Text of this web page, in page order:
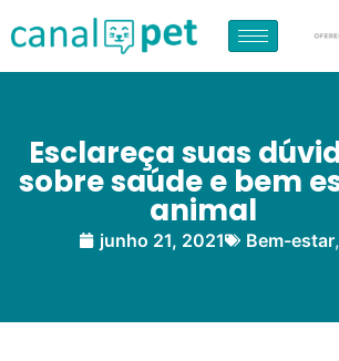
Esclareça suas
sobre saúde e bem
animal
junho 21, 2021 Bem-estar,